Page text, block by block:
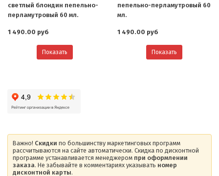
светлый блондин пепельно-
перламутровый 60 мл.
1 490.00 руб
Показать
пепельно-перламутровый 60
мл.
1 490.00 руб
Показать
Важно! Скидки по большинству маркетинговых программ
рассчитываются на сайте автоматически. Скидка по дисконтной
программе устанавливается менеджером при оформлении
заказа. Не забывайте в комментариях указывать номер
дисконтной карты.